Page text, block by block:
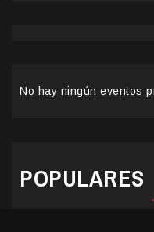
No hay ningún eventos
POPULARES